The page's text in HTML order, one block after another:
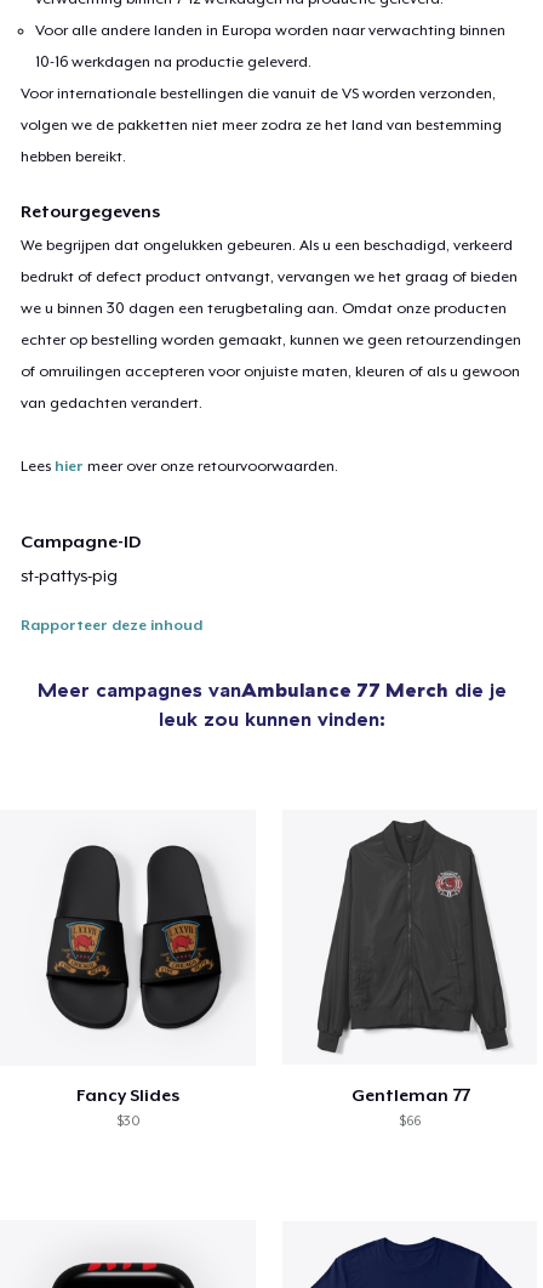
Voor alle andere landen in Europa worden naar verwachting binnen
10-16 werkdagen na productie geleverd.
Voor internationale bestellingen die vanuit de VS worden verzonden,
volgen we de pakketten niet meer zodra ze het land van bestemming
hebben bereikt.
Retourgegevens
We begrijpen dat ongelukken gebeuren. Als u een beschadigd, verkeerd
bedrukt of defect product ontvangt, vervangen we het graag of bieden
we u binnen 30 dagen een terugbetaling aan. Omdat onze producten
echter op bestelling worden gemaakt, kunnen we geen retourzendingen
of omruilingen accepteren voor onjuiste maten, kleuren of als u gewoon
van gedachten verandert.
Lees hier meer over onze retourvoorwaarden.
Campagne-ID
st-pattys-pig
Rapporteer deze inhoud
Meer campagnes vanAmbulance 77 Merch die je
leuk zou kunnen vinden:
Fancy Slides
$30
Gentleman 77
$66